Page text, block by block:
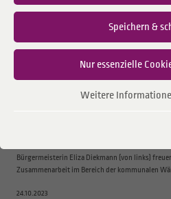
Speichern &
Nur essenzielle
Weitere
Die Städte Coesfeld und Borken sind zusammen
unterwegs. Jetzt bringen sie – als eine von vier
– die kommunale Wärmeplanung auf den Weg.
Bürgermeisterin Eliza Diekmann (von links)
Zusammenarbeit im Bereich der kommunalen
24.10.2023